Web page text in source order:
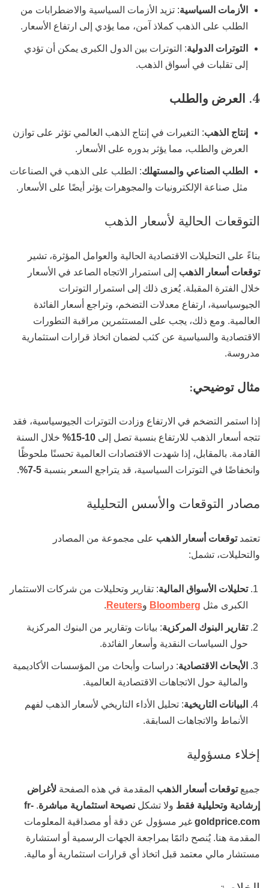
الأزمات السياسية: تزيد الأزمات السياسية والاضطرابات من
الطلب على الذهب كملاذ آمن، مما يؤدي إلى ارتفاع الأسعار.
التوترات الدولية: التوترات بين الدول الكبرى يمكن أن تؤدي
إلى تقلبات في أسواق الذهب.
4. العرض والطلب
إنتاج الذهب: التغيرات في إنتاج الذهب العالمي تؤثر على توازن
العرض والطلب، مما يؤثر بدوره على الأسعار.
الطلب الصناعي والمستهلك: الطلب على الذهب في الصناعات
مثل صناعة الإلكترونيات والمجوهرات يؤثر أيضًا على الأسعار.
التوقعات الحالية لأسعار الذهب
بناءً على التحليلات الاقتصادية الحالية والعوامل المؤثرة، تشير
توقعات أسعار الذهب إلى استمرار الاتجاه الصاعد في الأسعار
خلال الفترة المقبلة. يُعزى ذلك إلى استمرار التوترات
الجيوسياسية، ارتفاع معدلات التضخم، وتراجع أسعار الفائدة
العالمية. ومع ذلك، يجب على المستثمرين مراقبة التطورات
الاقتصادية والسياسية عن كثب لضمان اتخاذ قرارات استثمارية
مدروسة.
مثال توضيحي:
إذا استمر التضخم في الارتفاع وزادت التوترات الجيوسياسية، فقد
تتجه أسعار الذهب للارتفاع بنسبة تصل إلى 10-15%
خلال السنة
القادمة. بالمقابل، إذا شهدت الاقتصادات العالمية تحسنًا ملحوظًا
وانخفاضًا في التوترات السياسية، قد يتراجع السعر بنسبة 5-7%
.
مصادر التوقعات والأسس التحليلية
تعتمدتوقعات أسعار الذهب على مجموعة من المصادر
والتحليلات، تشمل:
تحليلات الأسواق المالية: تقارير وتحليلات من شركات الاستثمار
الكبرى مثل Bloomberg وReuters
.
تقارير البنوك المركزية: بيانات وتقارير من البنوك المركزية
حول السياسات النقدية وأسعار الفائدة.
الأبحاث الاقتصادية: دراسات وأبحاث من المؤسسات الأكاديمية
والمالية حول الاتجاهات الاقتصادية العالمية.
البيانات التاريخية: تحليل الأداء التاريخي لأسعار الذهب لفهم
الأنماط والاتجاهات السابقة.
إخلاء مسؤولية
جميعتوقعات أسعار الذهب المقدمة في هذه الصفحة لأغراض
إرشادية وتحليلية فقط ولا تشكل نصيحة استثمارية مباشرة.
fr-
goldprice.com غير مسؤول عن دقة أو مصداقية المعلومات
المقدمة هنا. يُنصح دائمًا بمراجعة الجهات الرسمية أو استشارة
مستشار مالي معتمد قبل اتخاذ أي قرارات استثمارية أو مالية.